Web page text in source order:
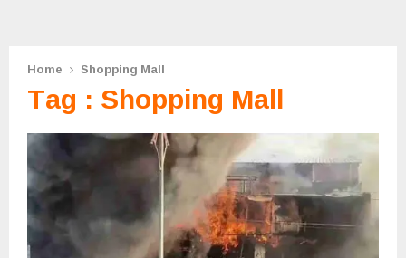
Home Shopping Mall
Tag : Shopping Mall